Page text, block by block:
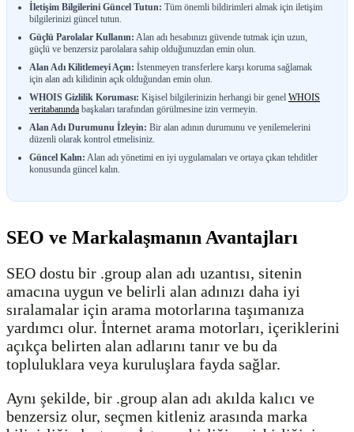
İletişim Bilgilerini Güncel Tutun: Tüm önemli bildirimleri almak için iletişim
bilgilerinizi güncel tutun.
Güçlü Parolalar Kullanın: Alan adı hesabınızı güvende tutmak için uzun,
güçlü ve benzersiz parolalara sahip olduğunuzdan emin olun.
Alan Adı Kilitlemeyi Açın: İstenmeyen transferlere karşı koruma sağlamak
için alan adı kilidinin açık olduğundan emin olun.
WHOIS Gizlilik Koruması: Kişisel bilgilerinizin herhangi bir genel WHOIS
veritabanında başkaları tarafından görülmesine izin vermeyin.
Alan Adı Durumunu İzleyin: Bir alan adının durumunu ve yenilemelerini
düzenli olarak kontrol etmelisiniz.
Güncel Kalın: Alan adı yönetimi en iyi uygulamaları ve ortaya çıkan tehditler
konusunda güncel kalın.
SEO ve Markalaşmanın Avantajları
SEO dostu bir .group alan adı uzantısı, sitenin
amacına uygun ve belirli alan adınızı daha iyi
sıralamalar için arama motorlarına taşımanıza
yardımcı olur. İnternet arama motorları, içeriklerini
açıkça belirten alan adlarını tanır ve bu da
topluluklara veya kuruluşlara fayda sağlar.
Aynı şekilde, bir .group alan adı akılda kalıcı ve
benzersiz olur, seçmen kitleniz arasında marka